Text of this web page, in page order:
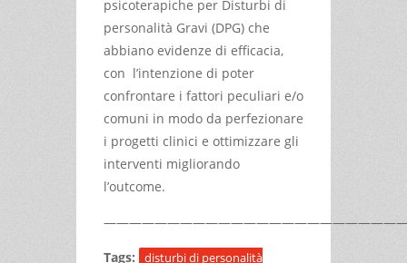
psicoterapiche per Disturbi di
personalità Gravi (DPG) che
abbiano evidenze di efficacia,
con l’intenzione di poter
confrontare i fattori peculiari e/o
comuni in modo da perfezionare
i progetti clinici e ottimizzare gli
interventi migliorando
l’outcome.
Tags:
disturbi di personalità